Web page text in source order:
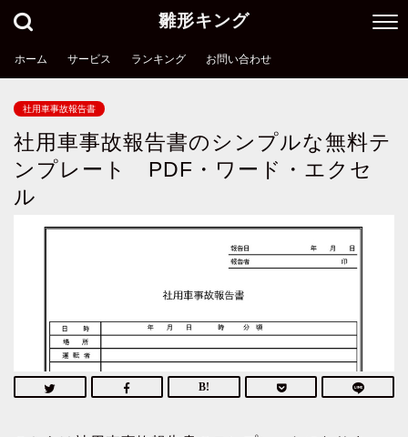
雛形キング
ホーム サービス ランキング お問い合わせ
社用車事故報告書
社用車事故報告書のシンプルな無料テ
ンプレート PDF・ワード・エクセ
ル